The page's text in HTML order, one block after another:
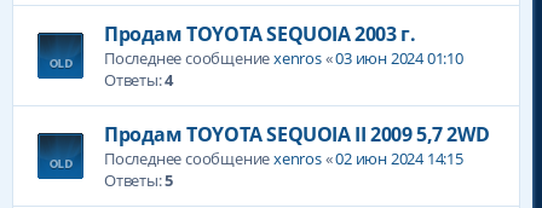
Продам TOYOTA SEQUOIA 2003 г.
Последнее сообщениеxenros«03 июн 2024 01:10
Ответы:4
Продам TOYOTA SEQUOIA II 2009 5,7 2WD
Последнее сообщениеxenros«02 июн 2024 14:15
Ответы:5